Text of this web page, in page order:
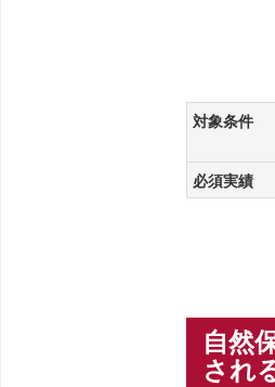
対象条件
必須実績
自然
され